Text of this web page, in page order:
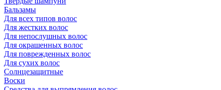
Бальзамы
Для всех типов волос
Для жестких волос
Для непослушных волос
Для окрашенных волос
Для поврежденных волос
Для сухих волос
Солнцезащитные
Воски